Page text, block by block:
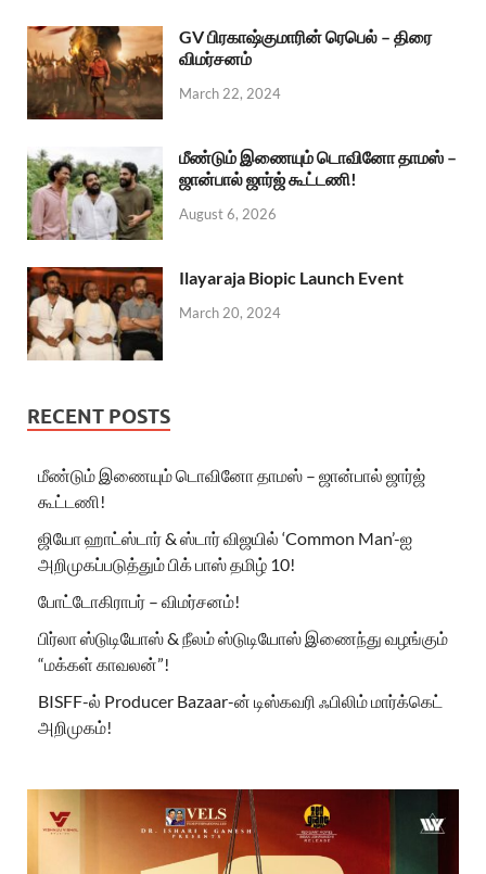
GV பிரகாஷ்குமாரின் ரெபெல் – திரை
விமர்சனம்
March 22, 2024
மீண்டும் இணையும் டொவினோ தாமஸ் –
ஜான்பால் ஜார்ஜ் கூட்டணி!
August 6, 2026
Ilayaraja Biopic Launch Event
March 20, 2024
RECENT POSTS
மீண்டும் இணையும் டொவினோ தாமஸ் – ஜான்பால் ஜார்ஜ்
கூட்டணி!
ஜியோ ஹாட்ஸ்டார் & ஸ்டார் விஜயில் ‘Common Man’-ஐ
அறிமுகப்படுத்தும் பிக் பாஸ் தமிழ் 10!
போட்டோகிராபர் – விமர்சனம்!
பிர்லா ஸ்டுடியோஸ் & நீலம் ஸ்டுடியோஸ் இணைந்து வழங்கும்
“மக்கள் காவலன்”!
BISFF-ல் Producer Bazaar-ன் டிஸ்கவரி ஃபிலிம் மார்க்கெட்
அறிமுகம்!